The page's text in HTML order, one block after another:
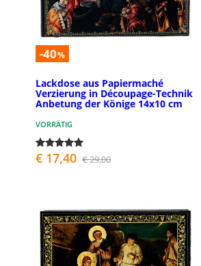
-40%
Lackdose aus Papiermaché
Verzierung in Découpage-Technik
Anbetung der Könige 14x10 cm
VORRÄTIG
€ 17,40 € 29,00